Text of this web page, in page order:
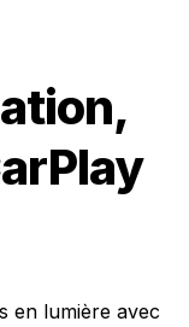
en lumière avec